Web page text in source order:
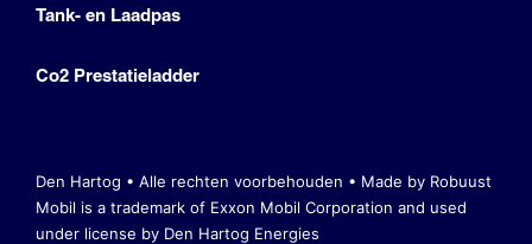
Tank- en Laadpas
Co2 Prestatieladder
Den Hartog • Alle rechten voorbehouden • Made by Robuust
Mobil is a trademark of Exxon Mobil Corporation and used
under license by Den Hartog Energies